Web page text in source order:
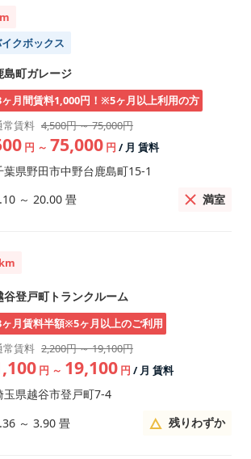
クボックス
島町ガレージ
月間賃料1,000円！※5ヶ月以上利用の方
常賃料 4,500円 ～ 75,000円
円 ～ 75,000 円 / 月 賃料
葉県野田市中野台鹿島町15-1
～ 20.00 畳 満室
谷登戸町トランクルーム
月賃料半額※5ヶ月以上のご利用
常賃料 2,200円 ～ 19,100円
円 ～ 19,100 円 / 月 賃料
玉県越谷市登戸町7-4
～ 3.90 畳 残りわずか